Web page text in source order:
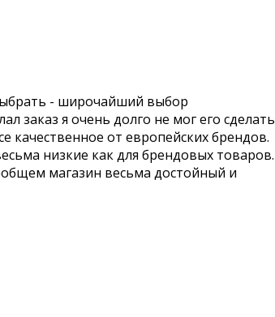
- широчайший выбор
заказ я очень долго не мог его сделать
качественное от европейских брендов.
низкие как для брендовых товаров.
магазин весьма достойный и